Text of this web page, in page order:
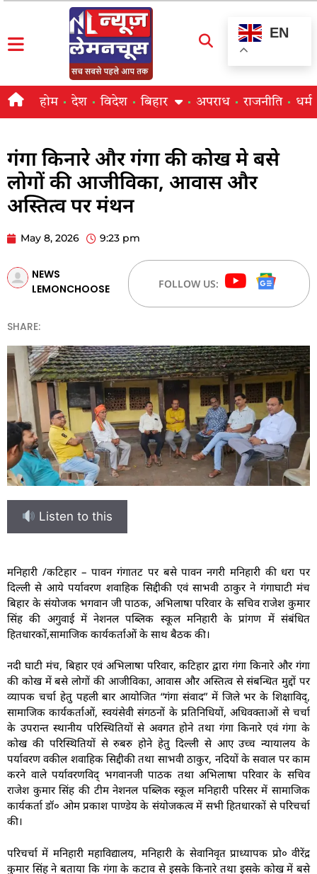
EN
होम देश विदेश बिहार अपराध राजनीति धर्म
गंगा किनारे और गंगा की कोख मे बसे
लोगों की आजीविका, आवास और
अस्तित्व पर मंथन
May 8, 2026 9:23 pm
NEWS
LEMONCHOOSE
FOLLOW US:
SHARE:
Listen to this
मनिहारी /कटिहार – पावन गंगातट पर बसे पावन नगरी मनिहारी की धरा पर
दिल्ली से आये पर्यावरण शवाहिक सिद्दीकी एवं साभवी ठाकुर ने गंगाघाटी मंच
बिहार के संयोजक भगवान जी पाठक, अभिलाषा परिवार के सचिव राजेश कुमार
सिंह की अगुवाई में नेशनल पब्लिक स्कूल मनिहारी के प्रांगण में संबंधित
हितधारकों,सामाजिक कार्यकर्ताओं के साथ बैठक की।
नदी घाटी मंच, बिहार एवं अभिलाषा परिवार, कटिहार द्वारा गंगा किनारे और गंगा
की कोख में बसे लोगों की आजीविका, आवास और अस्तित्व से संबन्धित मुद्दों पर
व्यापक चर्चा हेतु पहली बार आयोजित “गंगा संवाद” में जिले भर के शिक्षाविद्,
सामाजिक कार्यकर्ताओं, स्वयंसेवी संगठनों के प्रतिनिधियों, अधिवक्ताओं से चर्चा
के उपरान्त स्थानीय परिस्थितियों से अवगत होने तथा गंगा किनारे एवं गंगा के
कोख की परिस्थितियों से रुबरु होने हेतु दिल्ली से आए उच्च न्यायालय के
पर्यावरण वकील शवाहिक सिद्दीकी तथा साभवी ठाकुर, नदियों के सवाल पर काम
करने वाले पर्यावरणविद् भगवानजी पाठक तथा अभिलाषा परिवार के सचिव
राजेश कुमार सिंह की टीम नेशनल पब्लिक स्कूल मनिहारी परिसर में सामाजिक
कार्यकर्ता डॉ० ओम प्रकाश पाण्डेय के संयोजकत्व में सभी हितधारकों से परिचर्चा
की।
परिचर्चा में मनिहारी महाविद्यालय, मनिहारी के सेवानिवृत प्राध्यापक प्रो० वीरेंद्र
कुमार सिंह ने बताया कि गंगा के कटाव से इसके किनारे तथा इसके कोख में बसे